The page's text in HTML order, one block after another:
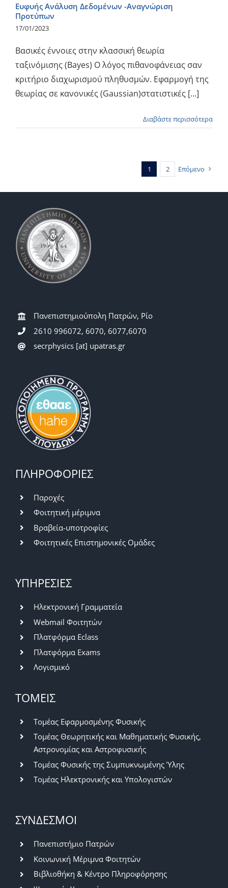
Ευφυής Ανάλυση Δεδομένων -Αναγνώριση
Προτύπων
17/01/2023
Βασικές έννοιες στην κλασσική θεωρία
ταξινόμισης (Bayes) Ο λόγος πιθανοφάνειας σαν
κριτήριο διαχωρισμού πληθυσμών. Εφαρμογή της
θεωρίας σε κανονικές (Gaussian)στατιστικές [...]
Διαβάστε περισσότερα
1 2 Επόμενο
Πανεπιστημιούπολη Πατρών, Ρίο
2610 996072, 6070, 6077,6070
secrphysics [at] upatras.gr
ΠΛΗΡΟΦΟΡΙΕΣ
Παροχές
Φοιτητική μέριμνα
Βραβεία-υποτροφίες
Φοιτητικές Επιστημονικές Ομάδες
ΥΠΗΡΕΣΙΕΣ
Ηλεκτρονική Γραμματεία
Webmail Φοιτητών
Πλατφόρμα Eclass
Πλατφόρμα Exams
Λογισμικό
ΤΟΜΕΙΣ
Τομέας Εφαρμοσμένης Φυσικής
Τομέας Θεωρητικής και Μαθηματικής Φυσικής,
Αστρονομίας και Αστροφυσικής
Τομέας Φυσικής της Συμπυκνωμένης Ύλης
Τομέας Ηλεκτρονικής και Υπολογιστών
ΣΥΝΔΕΣΜΟΙ
Πανεπιστήμιο Πατρών
Κοινωνική Μέριμνα Φοιτητών
Βιβλιοθήκη & Κέντρο Πληροφόρησης